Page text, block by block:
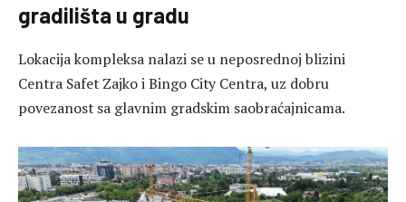
gradilišta u gradu
Lokacija kompleksa nalazi se u neposrednoj blizini
Centra Safet Zajko i Bingo City Centra, uz dobru
povezanost sa glavnim gradskim saobraćajnicama.